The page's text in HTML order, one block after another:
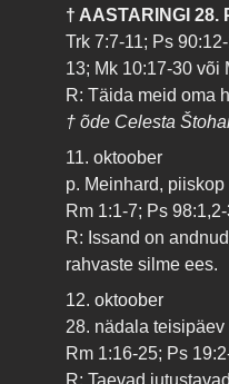
† AASTARINGI 28.
Trk 7:7-11; Ps
13; Mk 10:17-30 või
R: Täida meid oma
† õde Celesta
11. oktoober
p. Meinhard, piiskop
Rm 1:1-7; Ps
R: Issand on
rahvaste silme ees.
12. oktoober
28. nädala teisipäev
Rm 1:16-25; Ps